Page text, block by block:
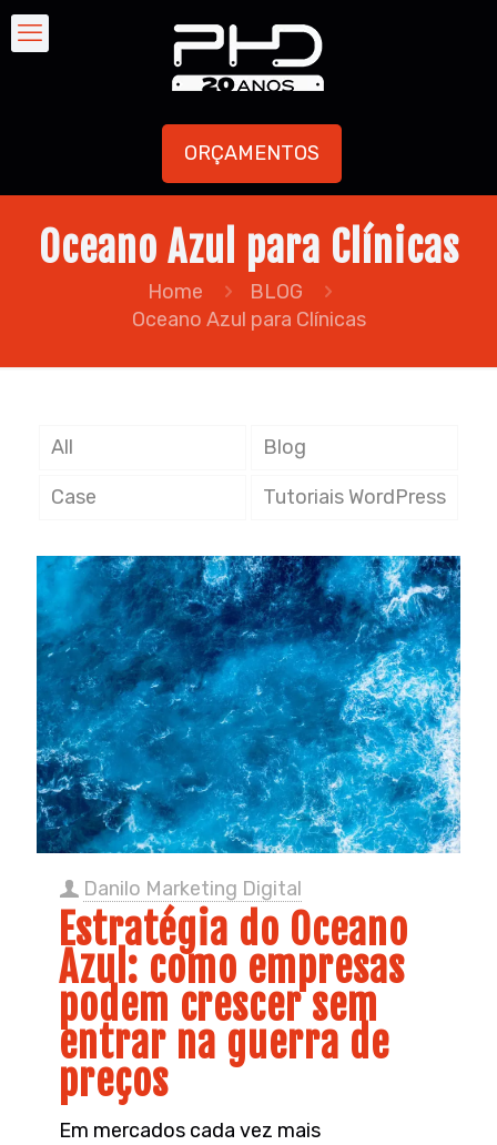
ORÇAMENTOS
Oceano Azul para Clínicas
Home
BLOG
Oceano Azul para Clínicas
All Blog
Case Tutoriais WordPress
Danilo Marketing Digital
Estratégia do Oceano
Azul: como empresas
podem crescer sem
entrar na guerra de
preços
Em mercados cada vez mais